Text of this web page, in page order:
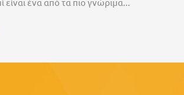
ένα από τα πιο γνώριμα...